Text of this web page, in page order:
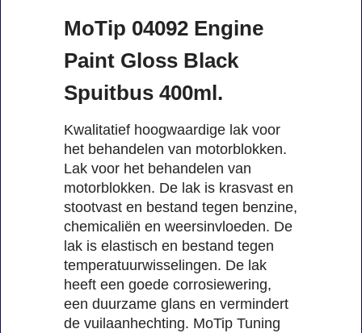
MoTip 04092 Engine
Paint Gloss Black
Spuitbus 400ml.
Kwalitatief hoogwaardige lak voor
het behandelen van motorblokken.
Lak voor het behandelen van
motorblokken. De lak is krasvast en
stootvast en bestand tegen benzine,
chemicaliën en weersinvloeden. De
lak is elastisch en bestand tegen
temperatuurwisselingen. De lak
heeft een goede corrosiewering,
een duurzame glans en vermindert
de vuilaanhechting. MoTip Tuning